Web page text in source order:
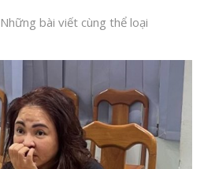
Những bài viết cùng thể loại